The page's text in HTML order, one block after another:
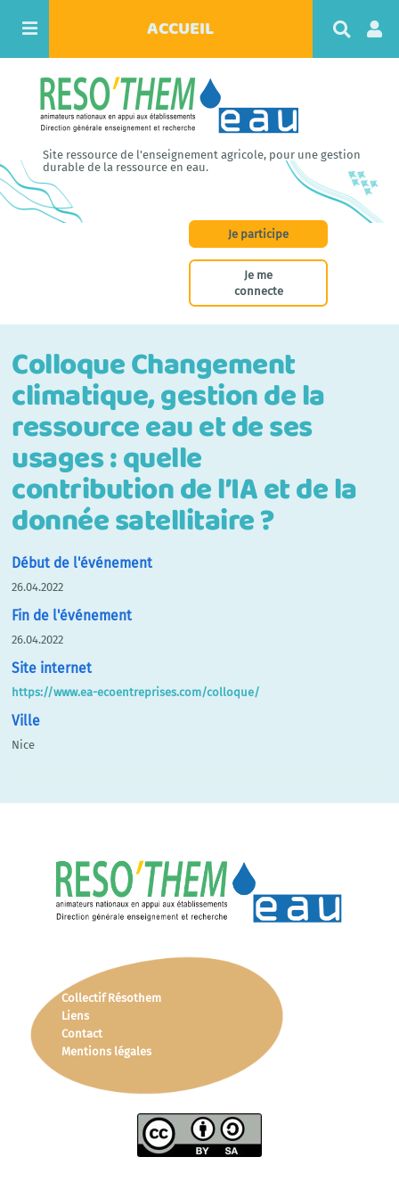
ACCUEIL
c
e
r
Site ressource de l'enseignement agricole, pour une gestion
durable de la ressource en eau.
Je participe
Je me
connecte
Colloque Changement
climatique, gestion de la
ressource eau et de ses
usages : quelle
contribution de l’IA et de la
donnée satellitaire ?
Début de l'événement
26.04.2022
Fin de l'événement
26.04.2022
Site internet
https://www.ea-ecoentreprises.com/colloque/
Ville
Nice
Collectif Résothem
Liens
Contact
Mentions légales